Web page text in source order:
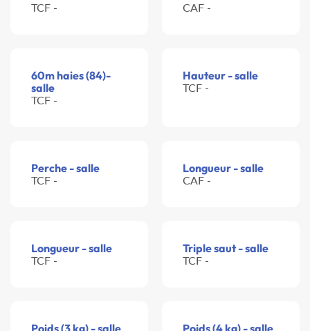
TCF - CAF -
60m haies (84)-
salle
TCF -
Hauteur - salle
TCF -
Perche - salle
TCF -
Longueur - salle
CAF -
Longueur - salle
TCF -
Triple saut - salle
TCF -